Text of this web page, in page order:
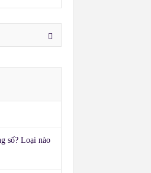
số? Loại nào